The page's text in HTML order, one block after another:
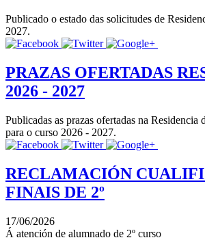
Publicado o estado das solicitudes de
2027.
PRAZAS OFERTADAS
2026 - 2027
Publicadas as prazas ofertadas na Residencia
para o curso 2026 - 2027.
RECLAMACIÓN
FINAIS DE 2º
17/06/2026
Á atención de alumnado de 2º curso